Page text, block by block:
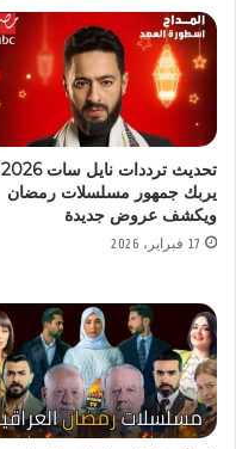
تحديث ترددات نايل سات 2026
يربك جمهور مسلسلات رمضان
ويكشف عروض جديدة
17 فبراير، 2026